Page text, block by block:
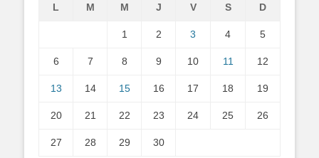
L M M J V S D
1 2 3 4 5
6 7 8 9 10 11 12
13 14 15 16 17 18 19
20 21 22 23 24 25 26
27 28 29 30